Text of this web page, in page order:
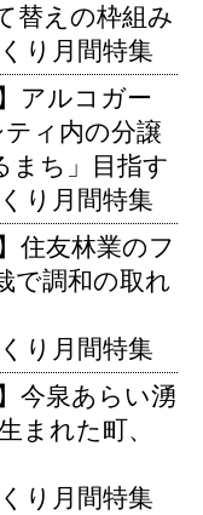
替えの枠組み
り月間特集
アルコガー
ィ内の分譲
まち」目指す
り月間特集
住友林業のフ
で調和の取れ
り月間特集
今泉あらい湧
まれた町、
り月間特集